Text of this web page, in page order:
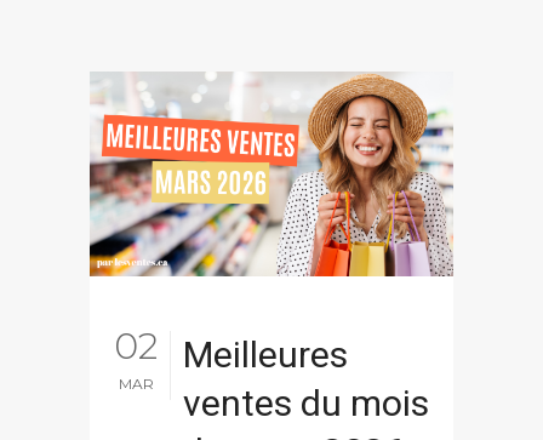
02
MAR
Meilleures
ventes du mois